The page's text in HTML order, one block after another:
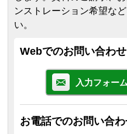
ンストレーション希望な
い。
Webでのお問い合わせ
入力フォー
お電話でのお問い合